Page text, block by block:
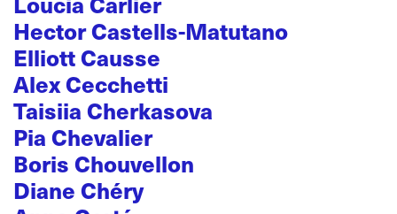
Hector Castells-Matutano
Elliott Causse
Alex Cecchetti
Taisiia Cherkasova
Pia Chevalier
Boris Chouvellon
Diane Chéry